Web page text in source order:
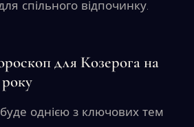
спільного відпочинку.
для Козерога на
однією з ключових тем